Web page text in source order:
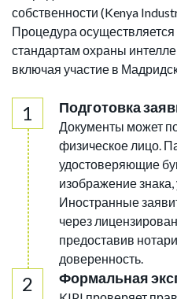
собственности (Kenya
Процедура
стандартам охраны
включая участие в
Подготовка
Документы может
физическое лицо.
удостоверяющие
изображение знака,
Иностранные
через
предоставив
доверенность.
Формальная